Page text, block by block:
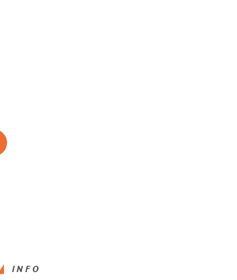
INFO